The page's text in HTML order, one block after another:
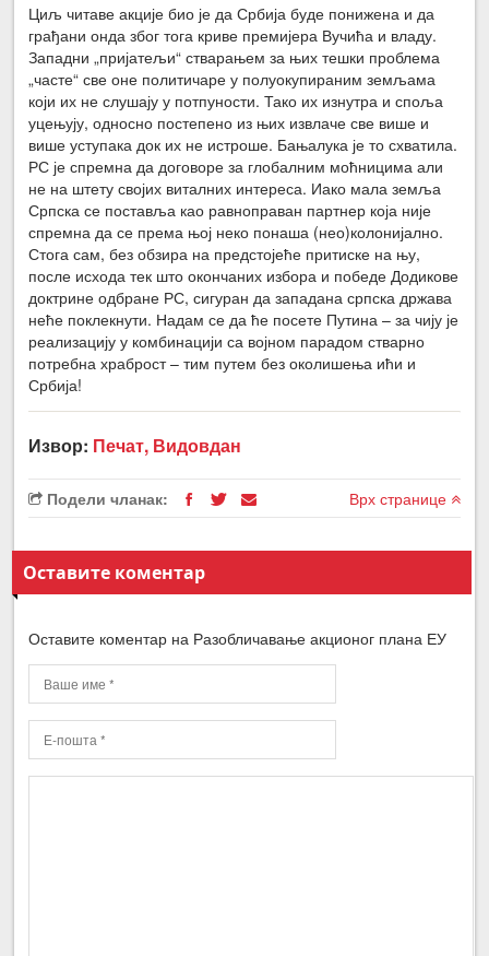
Циљ читаве акције био је да Србија буде понижена и да
грађани онда због тога криве премијера Вучића и владу.
Западни „пријатељи“ стварањем за њих тешки проблема
„часте“ све оне политичаре у полуокупираним земљама
који их не слушају у потпуности. Тако их изнутра и споља
уцењују, односно постепено из њих извлаче све више и
више уступака док их не истроше. Бањалука је то схватила.
РС је спремна да договоре за глобалним моћницима али
не на штету својих виталних интереса. Иако мала земља
Српска се поставља као равноправан партнер која није
спремна да се према њој неко понаша (нео)колонијално.
Стога сам, без обзира на предстојеће притиске на њу,
после исхода тек што окончаних избора и победе Додикове
доктрине одбране РС, сигуран да западана српска држава
неће поклекнути. Надам се да ће посете Путина – за чију је
реализацију у комбинацији са војном парадом стварно
потребна храброст – тим путем без околишења ићи и
Србија!
Извор: Печат, Видовдан
Подели чланак: Врх странице
Оставите коментар
Оставите коментар на Разобличавање акционог плана ЕУ